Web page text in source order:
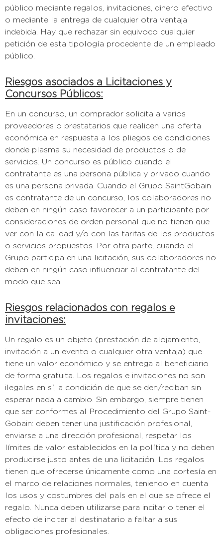
público mediante regalos, invitaciones, dinero efectivo
o mediante la entrega de cualquier otra ventaja
indebida. Hay que rechazar sin equivoco cualquier
petición de esta tipología procedente de un empleado
público.
Riesgos asociados a Licitaciones y
Concursos Públicos:
En un concurso, un comprador solicita a varios
proveedores o prestatarios que realicen una oferta
económica en respuesta a los pliegos de condiciones
donde plasma su necesidad de productos o de
servicios. Un concurso es público cuando el
contratante es una persona pública y privado cuando
es una persona privada. Cuando el Grupo SaintGobain
es contratante de un concurso, los colaboradores no
deben en ningún caso favorecer a un participante por
consideraciones de orden personal que no tienen que
ver con la calidad y/o con las tarifas de los productos
o servicios propuestos. Por otra parte, cuando el
Grupo participa en una licitación, sus colaboradores no
deben en ningún caso influenciar al contratante del
modo que sea.
Riesgos relacionados con regalos e
invitaciones:
Un regalo es un objeto (prestación de alojamiento,
invitación a un evento o cualquier otra ventaja) que
tiene un valor económico y se entrega al beneficiario
de forma gratuita. Los regalos e invitaciones no son
ilegales en sí, a condición de que se den/reciban sin
esperar nada a cambio. Sin embargo, siempre tienen
que ser conformes al Procedimiento del Grupo Saint-
Gobain: deben tener una justificación profesional,
enviarse a una dirección profesional, respetar los
límites de valor establecidos en la política y no deben
producirse justo antes de una licitación. Los regalos
tienen que ofrecerse únicamente como una cortesía en
el marco de relaciones normales, teniendo en cuenta
los usos y costumbres del país en el que se ofrece el
regalo. Nunca deben utilizarse para incitar o tener el
efecto de incitar al destinatario a faltar a sus
obligaciones profesionales.